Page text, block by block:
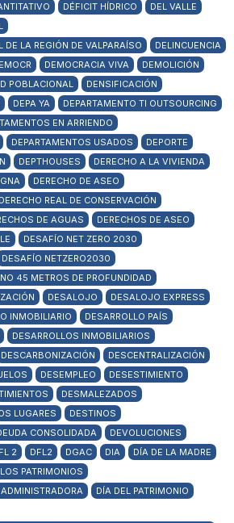
DÉFICIT HÍDRICO
DEL VALLE
DE LA REGIÓN DE VALPARAÍSO
DELINCUENCIA
DEMOCRACIA VIVA
DEMOLICIÓN
POBLACIONAL
DENSIFICACIÓN
DEPA YA
DEPARTAMENTO TI OUTSOURCING
EN ARRIENDO
DEPARTAMENTOS USADOS
DEPORTE
DEPTHOUSES
DERECHO A LA VIVIENDA
DERECHO DE ASEO
DERECHO REAL DE CONSERVACIÓN
DE AGUAS
DERECHOS DE ASEO
DESAFÍO NET ZERO 2030
DESAFÍO NETZERO2030
45 METROS DE PROFUNDIDAD
DESALOJO
DESALOJO EXPRESS
INMOBILIARIO
DESARROLLO PAÍS
DESARROLLOS INMOBILIARIOS
DESCARBONIZACIÓN
DESCENTRALIZACIÓN
DESEMPLEO
DESESTIMIENTO
DESMALEZADOS
LUGARES
DESTINOS
CONSOLIDADA
DEVOLUCIONES
2 DFL2 DGAC DIA
DÍA DE LA MADRE
PATRIMONIOS
DÍA DEL PATRIMONIO